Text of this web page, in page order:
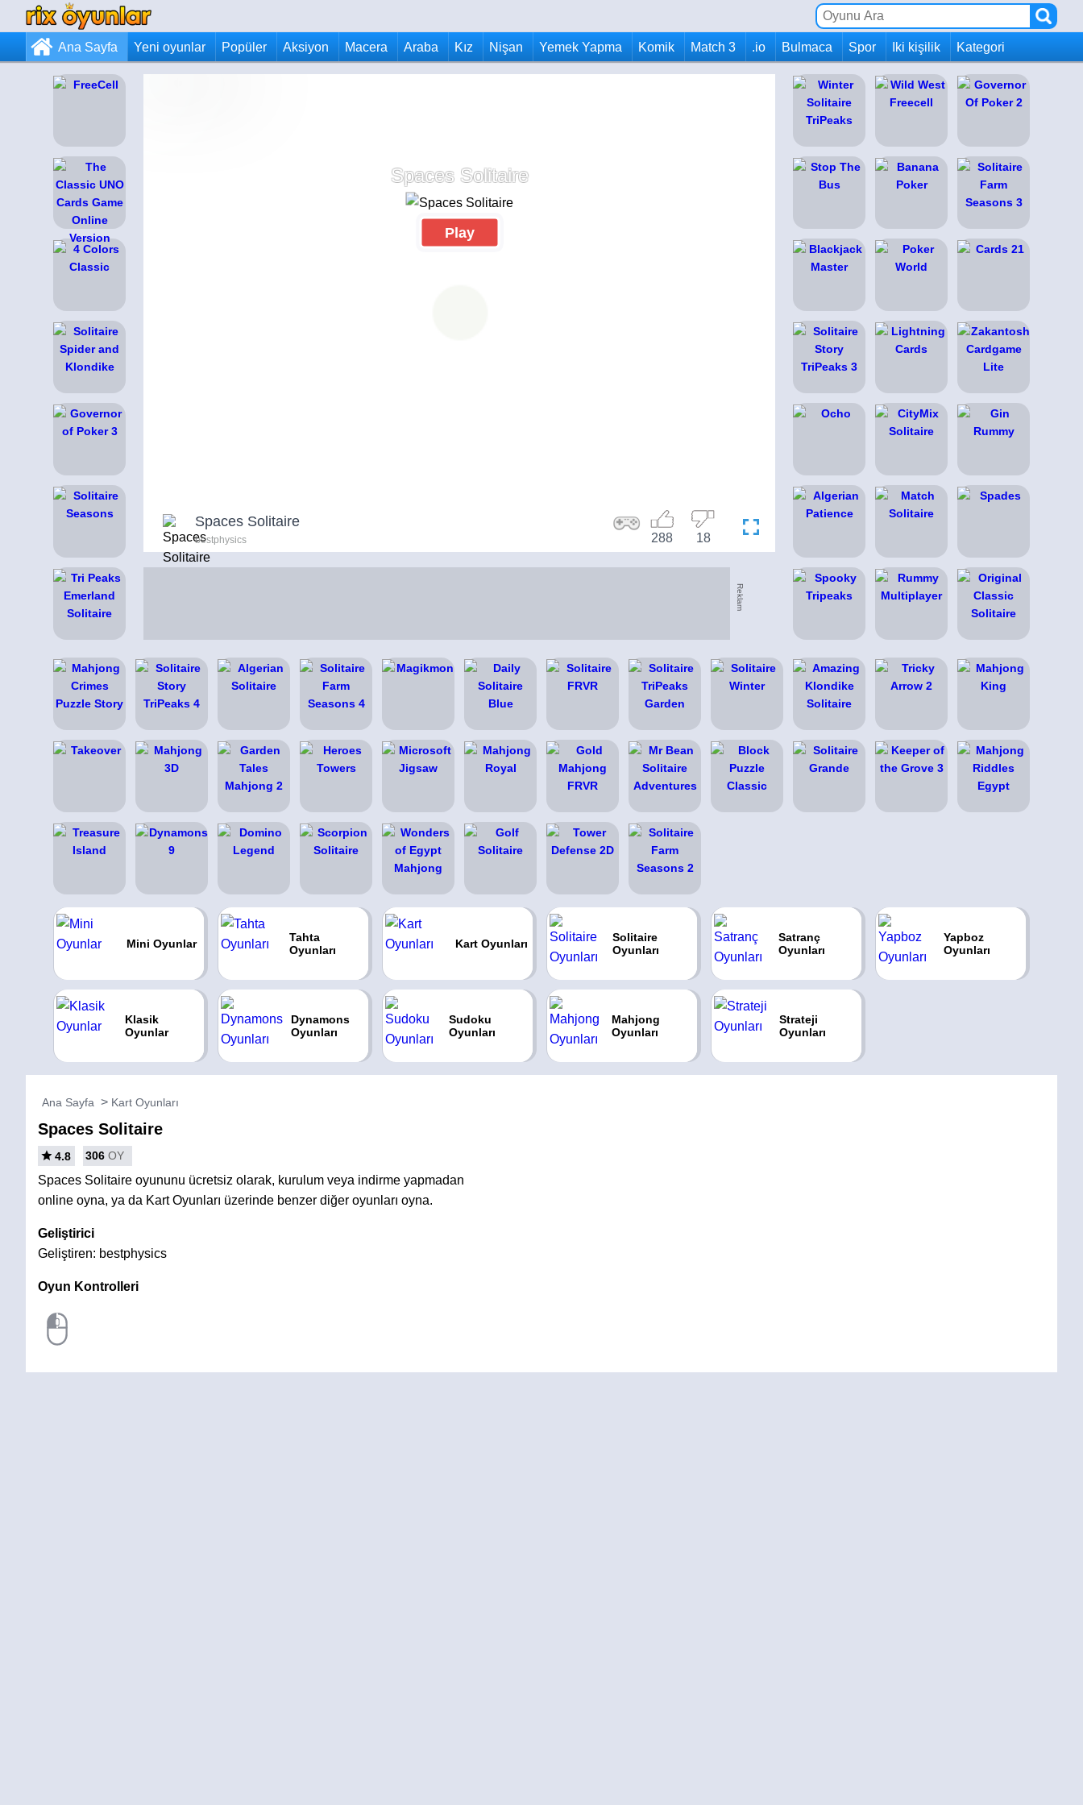
Ana Sayfa Yeni oyunlar Popüler Aksiyon Macera Araba Kız Nişan Yemek Yapma Komik Match 3 .io Bulmaca Spor Iki kişilik Kategori
Spaces Solitaire
Play
Spaces Solitaire
bestphysics 18
288
Reklam
Mini Oyunlar
Tahta
Oyunları
Kart Oyunları
Solitaire
Oyunları
Satranç
Oyunları
Yapboz
Oyunları
Klasik
Oyunlar
Dynamons
Oyunları
Sudoku
Oyunları
Mahjong
Oyunları
Strateji
Oyunları
Ana Sayfa Kart Oyunları
Spaces Solitaire
4.8 306 OY
Spaces Solitaire oyununu ücretsiz olarak, kurulum veya indirme yapmadan
online oyna, ya da Kart Oyunları üzerinde benzer diğer oyunları oyna.
Geliştirici
Geliştiren: bestphysics
Oyun Kontrolleri